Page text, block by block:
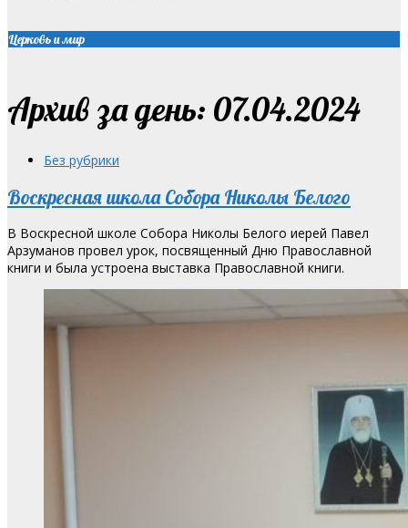
Церковь и мир
Архив за день: 07.04.2024
Без рубрики
Воскресная школа Собора Николы Белого
В Воскресной школе Собора Николы Белого иерей Павел
Арзуманов провел урок, посвященный Дню Православной
книги и была устроена выставка Православной книги.